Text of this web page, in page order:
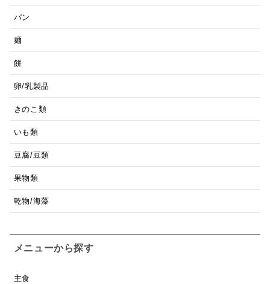
パン
麺
餅
卵/乳製品
きのこ類
いも類
豆腐/豆類
果物類
乾物/海藻
メニューから探す
主食